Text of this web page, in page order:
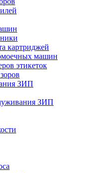
картриджей
машин
этикеток
ЗИП
ЗИП